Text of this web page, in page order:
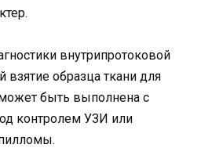
внутрипротоковой
образца ткани для
быть выполнена с
контролем УЗИ или